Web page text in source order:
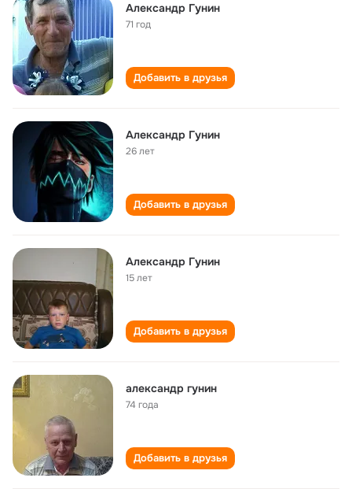
Александр Гунин
71 год
Добавить в друзья
Александр Гунин
26 лет
Добавить в друзья
Александр Гунин
15 лет
Добавить в друзья
александр гунин
74 года
Добавить в друзья